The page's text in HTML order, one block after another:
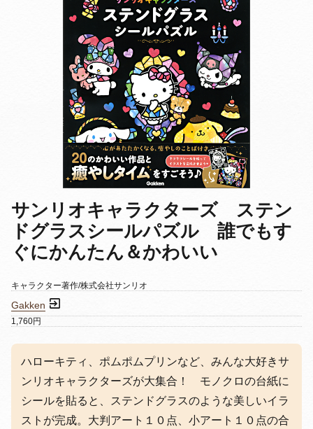
サンリオキャラクターズ ステン
ドグラスシールパズル 誰でもす
ぐにかんたん＆かわいい
キャラクター著作/株式会社サンリオ
Gakken
1,760円
ハローキティ、ポムポムプリンなど、みんな大好きサ
ンリオキャラクターズが大集合！ モノクロの台紙に
シールを貼ると、ステンドグラスのような美しいイラ
ストが完成。大判アート１０点、小アート１０点の合